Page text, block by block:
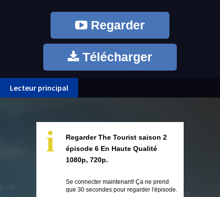
Regarder
Télécharger
Lecteur principal
i
Regarder The Tourist saison 2
épisode 6 En Haute Qualité
1080p, 720p.
Se connecter maintenant! Ça ne prend
que 30 secondes pour regarder l'épisode.